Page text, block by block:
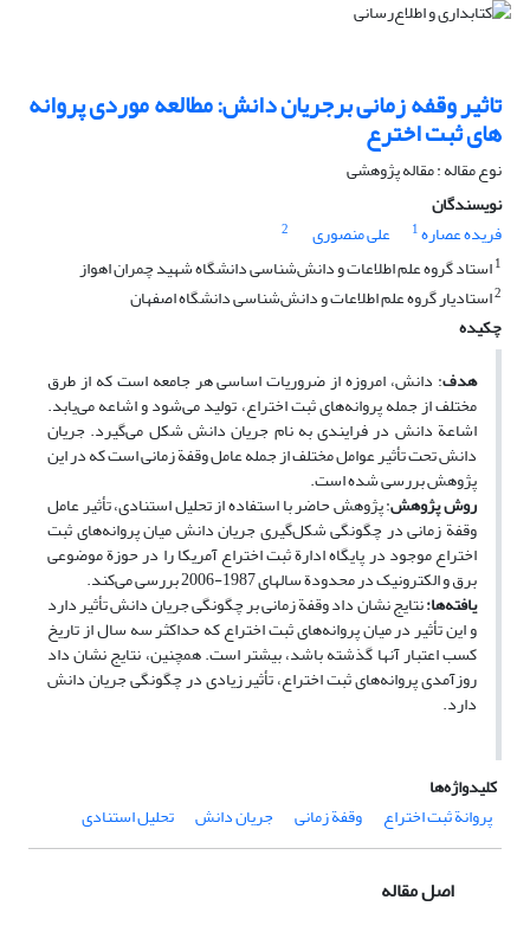
تاثیر وقفه زمانی برجریان دانش: مطالعه موردی پروانه
های ثبت اخترع
نوع مقاله : مقاله پژوهشی
نویسندگان
فریده عصاره1 علی منصوری
2
1استاد گروه علم اطلاعات و دانش‌شناسی دانشگاه شهید چمران اهواز
2استادیار گروه علم اطلاعات و دانش‌شناسی دانشگاه اصفهان
چکیده
هدف: دانش، امروزه از ضروریات اساسی هر جامعه است که از طرق
مختلف از جمله پروانه‌های ثبت اختراع، تولید می‌شود و اشاعه می‌یابد.
اشاعة دانش در فرایندی به نام جریان دانش شکل می‌گیرد. جریان
دانش تحت تأثیر عوامل مختلف از جمله عامل وقفة زمانی است که در این
پژوهش بررسی شده است.
روش پژوهش: پژوهش حاضر با استفاده از تحلیل استنادی، تأثیر عامل
وقفة زمانی در چگونگی شکل‌گیری جریان دانش میان پروانه‌های ثبت
اختراع موجود در پایگاه ادارة ثبت اختراع آمریکا را در حوزة موضوعی
برق و الکترونیک در محدودة سالهای 1987-2006 بررسی می‌کند.
یافته‌ها:نتایج نشان داد وقفة زمانی بر چگونگی جریان دانش تأثیر دارد
و این تأثیر در میان پروانه‌های ثبت اختراع که حداکثر سه سال از تاریخ
کسب اعتبار آنها گذشته باشد، بیشتر است. همچنین، نتایج نشان داد
روزآمدی پروانه‌های ثبت اختراع، تأثیر زیادی در چگونگی جریان دانش
دارد.
کلیدواژه‌ها
پروانة ثبت اختراع
وقفة زمانی جریان دانش تحلیل استنادی
اصل مقاله